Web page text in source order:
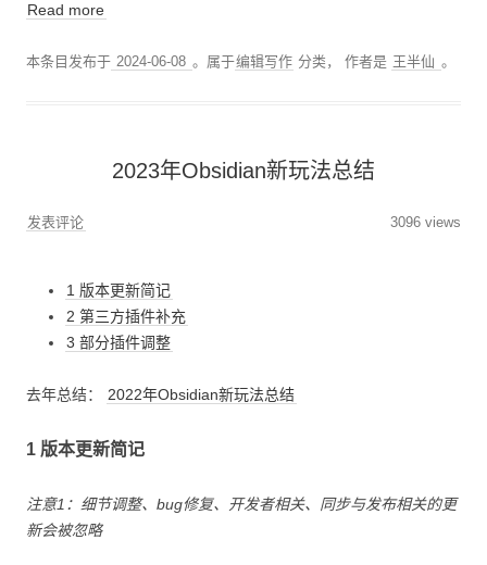
Read more
本条目发布于 2024-06-08 。属于编辑写作 分类，作者是 王半仙 。
2023年Obsidian新玩法总结
发表评论 3096 views
1 版本更新简记
2 第三方插件补充
3 部分插件调整
去年总结： 2022年Obsidian新玩法总结
1 版本更新简记
注意1：细节调整、bug修复、开发者相关、同步与发布相关的更
新会被忽略